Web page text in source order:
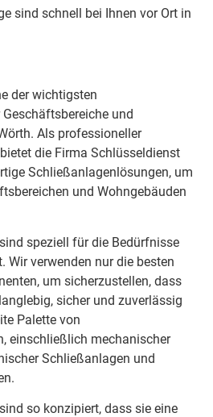
sind schnell bei Ihnen vor Ort in
der wichtigsten
und
Als professioneller
die Firma Schlüsseldienst
Schließanlagenlösungen, um
und Wohngebäuden
speziell für die Bedürfnisse
Wir verwenden nur die besten
um sicherzustellen, dass
sicher und zuverlässig
Palette von
einschließlich mechanischer
Schließanlagen und
so konzipiert, dass sie eine